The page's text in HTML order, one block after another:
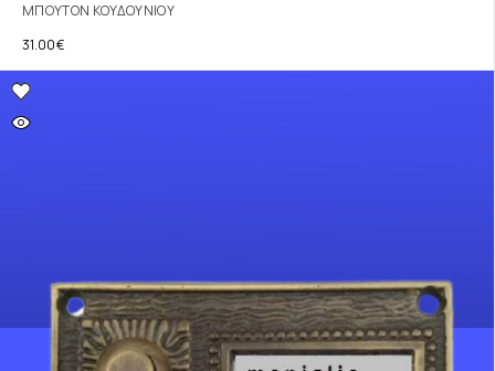
ΜΠΟΥΤΟΝ ΚΟΥΔΟΥΝΙΟΥ
31.00€